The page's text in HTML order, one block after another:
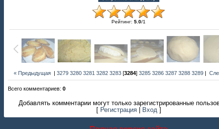
Рейтинг: 5.0/1
« Предыдущая |3279 3280 3281 3282 3283 [3284]3285 3286 3287 3288 3289 |
Всего комментариев: 0
Добавлять комментарии могут только зарегистрированные
Регистрация Вход